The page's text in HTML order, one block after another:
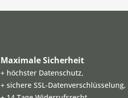
Maximale Sicherheit
+ höchster Datenschutz,
+ sichere SSL-Datenverschlüsselung,